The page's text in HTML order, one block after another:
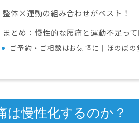
整体×運動の組み合わせがベスト！
まとめ：慢性的な腰痛と運動不足っ
ご予約・ご相談はお気軽に｜ほのぼの
は慢性化するのか？